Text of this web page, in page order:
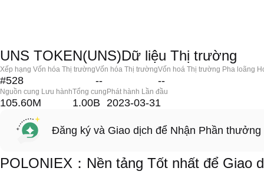
UNS TOKEN(UNS)Dữ liệu Thị trường
Xếp hạng Vốn hóa Thị trường
#528
Vốn hóa Thị trường
--
Vốn hoá Thị trường Pha loãng
--
Nguồn cung Lưu hành
105.60M
Tổng cung
1.00B
Phát hành Lần đầu
2023-03-31
Đăng ký và Giao dịch để Nhận Phần thưởng
POLONIEX：Nền tảng Tốt nhất để Giao